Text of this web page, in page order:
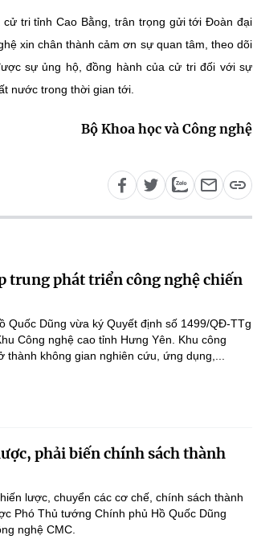
tri tỉnh Cao Bằng, trân trọng gửi tới Đoàn đại
xin chân thành cảm ơn sự quan tâm, theo dõi
sự ủng hộ, đồng hành của cử tri đối với sự
nước trong thời gian tới.
Bộ Khoa học và Công nghệ
trung phát triển công nghệ chiến
Quốc Dũng vừa ký Quyết định số 1499/QĐ-TTg
Công nghệ cao tỉnh Hưng Yên. Khu công
không gian nghiên cứu, ứng dụng,...
phải biến chính sách thành
lược, chuyển các cơ chế, chính sách thành
Phó Thủ tướng Chính phủ Hồ Quốc Dũng
nghệ CMC.